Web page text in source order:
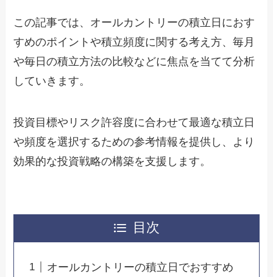
この記事では、オールカントリーの積立日におす
すめのポイントや積立頻度に関する考え方、毎月
や毎日の積立方法の比較などに焦点を当てて分析
していきます。
投資目標やリスク許容度に合わせて最適な積立日
や頻度を選択するための参考情報を提供し、より
効果的な投資戦略の構築を支援します。
目次
オールカントリーの積立日でおすすめ